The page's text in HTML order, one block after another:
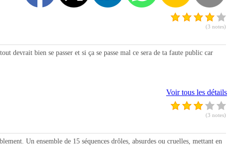
(3 notes)
devrait bien se passer et si ça se passe mal ce sera de ta faute public car
Voir tous les détails
(3 notes)
Un ensemble de 15 séquences drôles, absurdes ou cruelles, mettant en